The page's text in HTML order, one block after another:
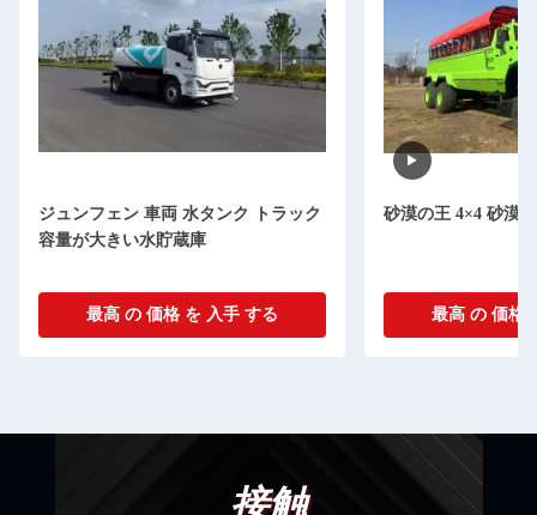
ジュンフェン 車両 水タンク トラック
容量が大きい水貯蔵庫
最高 の 価格 を 入手 する
砂漠の王 4×4 砂漠
最高 の 価格
接触